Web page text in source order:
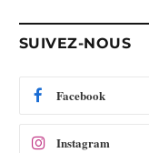
m
SUIVEZ-NOUS
Facebook
Instagram